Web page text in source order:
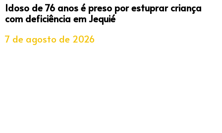
Idoso de 76 anos é preso por estuprar criança
com deficiência em Jequié
7 de agosto de 2026